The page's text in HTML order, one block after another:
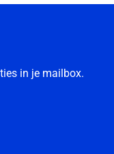
in je mailbox.